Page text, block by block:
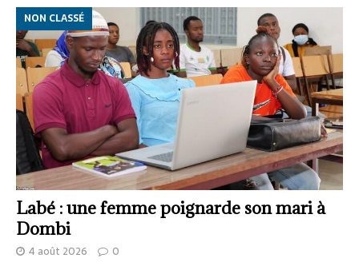
Labé : une femme poignarde son mari à
Dombi
NON CLASSÉ
4 août 2026 0